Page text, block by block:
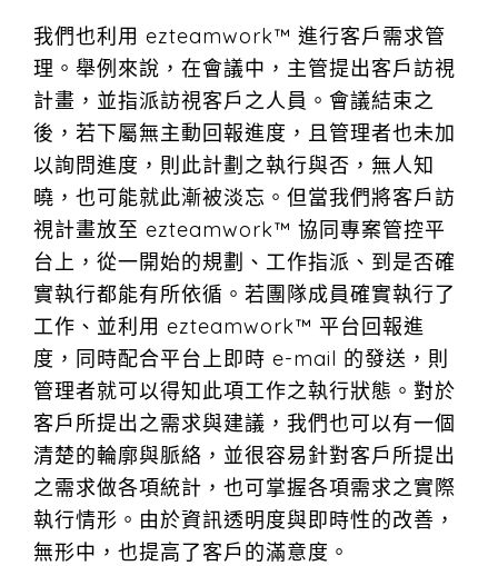
我們也利用 ezteamwork™ 進行客戶需求管
理。舉例來說，在會議中，主管提出客戶訪視
計畫，並指派訪視客戶之人員。會議結束之
後，若下屬無主動回報進度，且管理者也未加
以詢問進度，則此計劃之執行與否，無人知
曉，也可能就此漸被淡忘。但當我們將客戶訪
視計畫放至 ezteamwork™ 協同專案管控平
台上，從一開始的規劃、工作指派、到是否確
實執行都能有所依循。若團隊成員確實執行了
工作、並利用 ezteamwork™ 平台回報進
度，同時配合平台上即時 e-mail 的發送，則
管理者就可以得知此項工作之執行狀態。對於
客戶所提出之需求與建議，我們也可以有一個
清楚的輪廓與脈絡，並很容易針對客戶所提出
之需求做各項統計，也可掌握各項需求之實際
執行情形。由於資訊透明度與即時性的改善，
無形中，也提高了客戶的滿意度。